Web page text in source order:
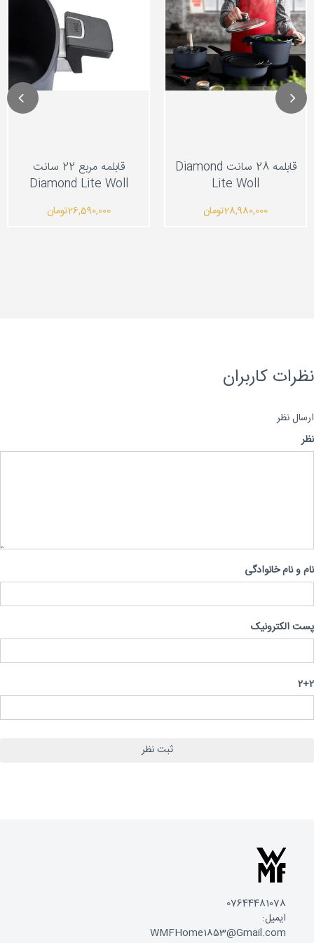
قابلمه مربع 22 سانت
Diamond Lite Woll
26,590,000تومان
قابلمه 28 سانت Diamond
Lite Woll
28,980,000تومان
کاربران
نظر
و نام خانوادگی
الکترونیک
07644481078
ایمیل:
WMFHome1853@Gmail.com